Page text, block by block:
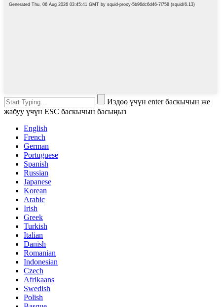
Издөө үчүн enter баскычын же
жабуу үчүн ESC баскычын басыңыз
English
French
German
Portuguese
Spanish
Russian
Japanese
Korean
Arabic
Irish
Greek
Turkish
Italian
Danish
Romanian
Indonesian
Czech
Afrikaans
Swedish
Polish